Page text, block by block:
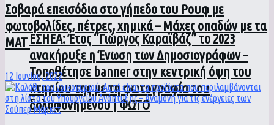
ΕΣΗΕΑ: Έτος “Γιώργος Καραϊβάζ” το 2023
ανακήρυξε η Ένωση των Δημοσιογράφων –
Τοποθέτησε banner στην κεντρική όψη του
κτηρίου της με τη φωτογραφία του
δολοφονημένου | ΦΩΤΟ
Σοβαρά επεισόδια στο γήπεδο του Ρουφ με
φωτοβολίδες, πέτρες, χημικά – Μάχες οπαδών με τα
ΜΑΤ
12 Ιουνίου, 2022